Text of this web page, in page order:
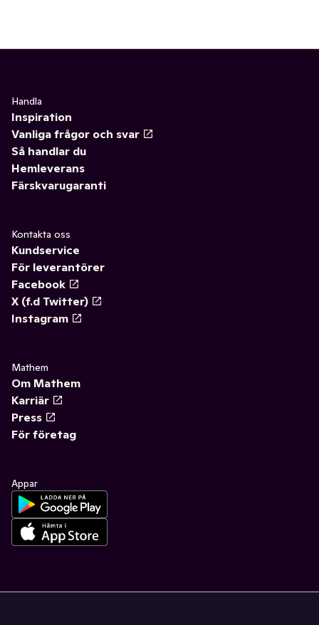
Handla
Inspiration
Vanliga frågor och svar
Så handlar du
Hemleverans
Färskvarugaranti
Kontakta oss
Kundservice
För leverantörer
Facebook
X (f.d Twitter)
Instagram
Mathem
Om Mathem
Karriär
Press
För företag
Appar